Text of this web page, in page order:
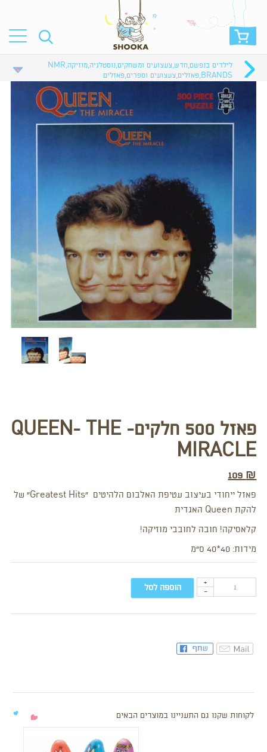
לילדים בנפשם,חדש,צעצועים ומשחקים,נוסטלגיה,מוזיקה,
NMR
BRANDS
,פאזלים,צעצועים וספרים,פאזלים
פאזל 500 חלקים- QUEEN- THE
MIRACLE
109 ₪
פאזל ייחודי בעיצוב עטיפת האלבום הלהיטים “Greatest Hits” של
להקת Queen האגדית
קלאסיקה! חובה לחובבי מוזיקה!
מידות: 40*40 ס”מ
-
+ הוספה לסל
לקוחות שקנו גם התעניינו במוצרים הבאים